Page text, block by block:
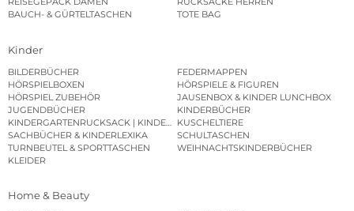
BAUCH- & GÜRTELTASCHEN
TOTE BAG
Kinder
BILDERBÜCHER
FEDERMAPPEN
HÖRSPIELBOXEN
HÖRSPIELE & FIGUREN
HÖRSPIEL ZUBEHÖR
JAUSENBOX & KINDER LUNCHBOX
JUGENDBÜCHER
KINDERBÜCHER
KINDERGARTENRUCKSACK | KINDERGARTENBEUTEL
KUSCHELTIERE
SACHBÜCHER & KINDERLEXIKA
SCHULTASCHEN
TURNBEUTEL & SPORTTASCHEN
WEIHNACHTSKINDERBÜCHER
KLEIDER
Home & Beauty